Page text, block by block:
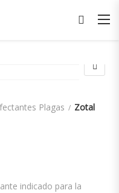
Plagas Zotal
de precios:
indicado para la